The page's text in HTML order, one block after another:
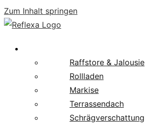
Zum Inhalt springen
Raffstore & Jalousie
Rollladen
Markise
Terrassendach
Schrägverschattung